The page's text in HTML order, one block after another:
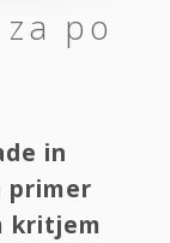
po
in
primer
kritjem